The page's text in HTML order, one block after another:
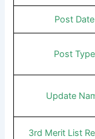
Post Date
Post Type
Update
3rd Merit List